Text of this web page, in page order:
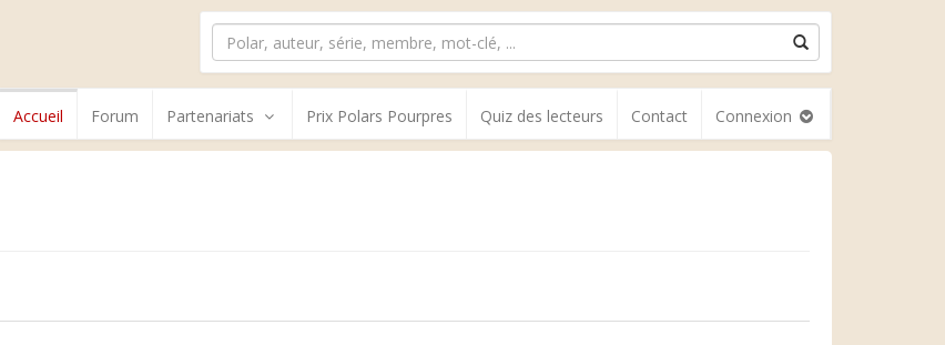
Accueil Forum Partenariats Prix Polars Pourpres Quiz des lecteurs Contact Connexion